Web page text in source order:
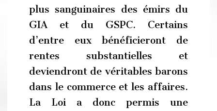
plus sanguinaires des émirs du
GIA et du GSPC. Certains
d’entre eux bénéficieront de
rentes substantielles et
deviendront de véritables barons
dans le commerce et les affaires.
La Loi a donc permis une